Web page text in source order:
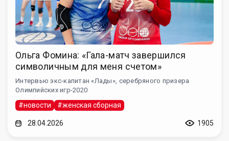
Ольга Фомина: «Гала-матч завершился
символичным для меня счетом»
Интервью экс-капитан «Лады», серебряного призера
Олимпийских игр-2020
#новости #женская сборная
28.04.2026 1905